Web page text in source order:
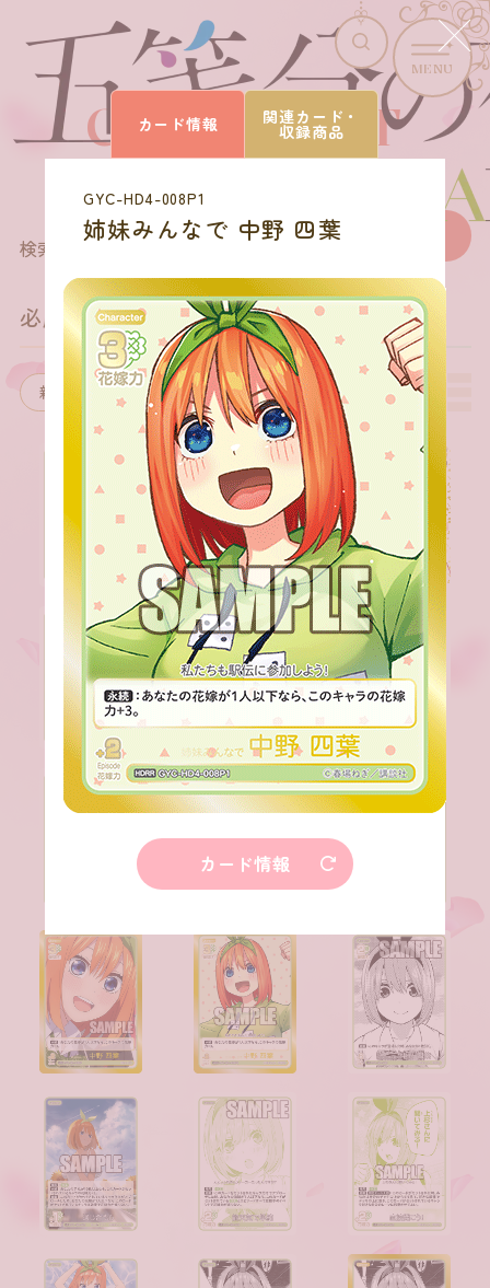
MENU
CARD LIST
カードを探す
検索結果 27 件 商品を選びなおす
必勝祈願デッキ 中野 四葉
カード情報 関連カード・
収録商品
GYC-HD4-008P1
姉妹みんなで 中野 四葉
カード情報